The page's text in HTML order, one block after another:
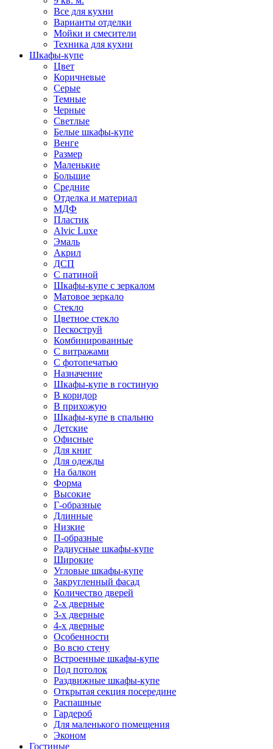
Все для кухни
Варианты отделки
Мойки и смесители
Техника для кухни
Шкафы-купе
Цвет
Коричневые
Серые
Темные
Черные
Светлые
Белые шкафы-купе
Венге
Размер
Маленькие
Большие
Средние
Отделка и материал
МДФ
Пластик
Alvic Luxe
Эмаль
Акрил
ДСП
С патиной
Шкафы-купе с зеркалом
Матовое зеркало
Стекло
Цветное стекло
Пескоструй
Комбинированные
С витражами
С фотопечатью
Назначение
Шкафы-купе в гостиную
В коридор
В прихожую
Шкафы-купе в спальню
Детские
Офисные
Для книг
Для одежды
На балкон
Форма
Высокие
Г-образные
Длинные
Низкие
П-образные
Радиусные шкафы-купе
Широкие
Угловые шкафы-купе
Закругленный фасад
Количество дверей
2-х дверные
3-х дверные
4-х дверные
Особенности
Во всю стену
Встроенные шкафы-купе
Под потолок
Раздвижные шкафы-купе
Открытая секция посередине
Распашные
Гардероб
Для маленького помещения
Эконом
Гостиные